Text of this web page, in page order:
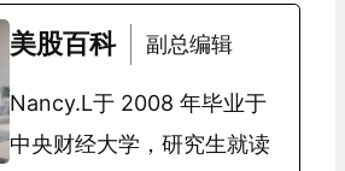
美股百科 副总编辑
Nancy.L于 2008 年毕业于
中央财经大学，研究生就读